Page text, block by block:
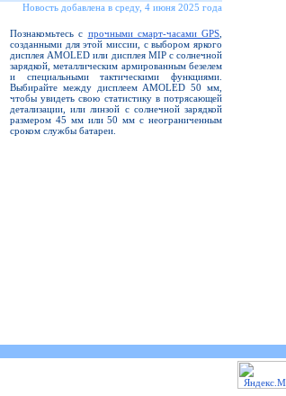
Новость добавлена в среду, 4 июня 2025 года
Познакомьтесь с прочными смарт-часами GPS
созданными для этой миссии, с выбором яркого
дисплея AMOLED или дисплея MIP с солнечной
зарядкой, металлическим армированным безелем
и специальными тактическими функциями.
Выбирайте между дисплеем AMOLED 50 мм,
чтобы увидеть свою статистику в потрясающей
детализации, или линзой с солнечной зарядкой
размером 45 мм или 50 мм с неограниченным
сроком службы батареи.